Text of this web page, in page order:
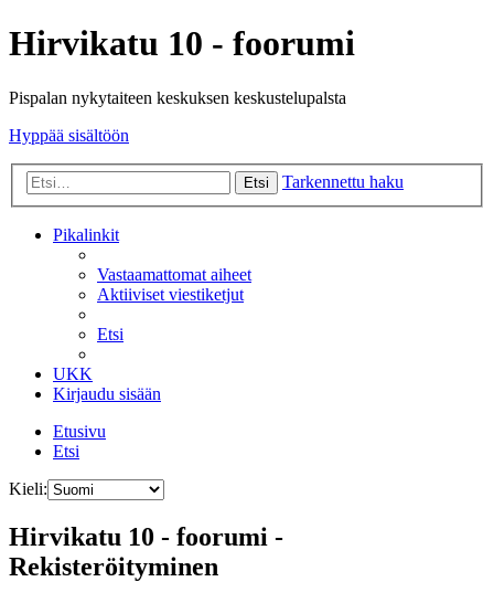
Hirvikatu 10 - foorumi
Pispalan nykytaiteen keskuksen keskustelupalsta
Hyppää sisältöön
Etsi Tarkennettu haku
Pikalinkit
Vastaamattomat aiheet
Aktiiviset viestiketjut
Etsi
UKK
Kirjaudu sisään
Etusivu
Etsi
Kieli:
Hirvikatu 10 - foorumi -
Rekisteröityminen